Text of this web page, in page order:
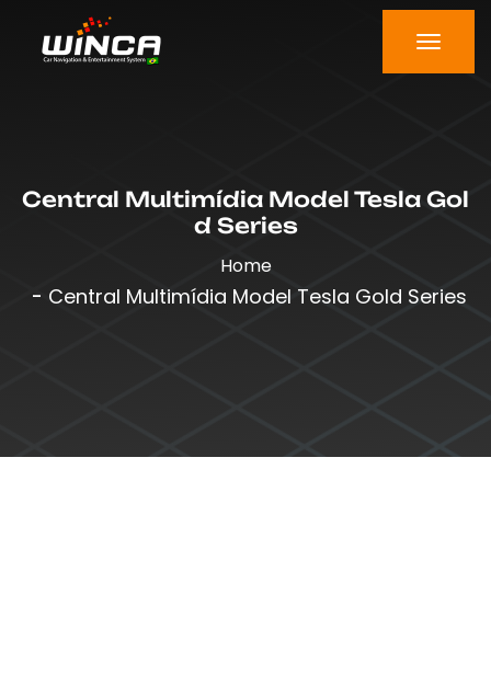
Central Multimídia Model Tesla Gol
D Series
Home
Central Multimídia Model Tesla Gold Series